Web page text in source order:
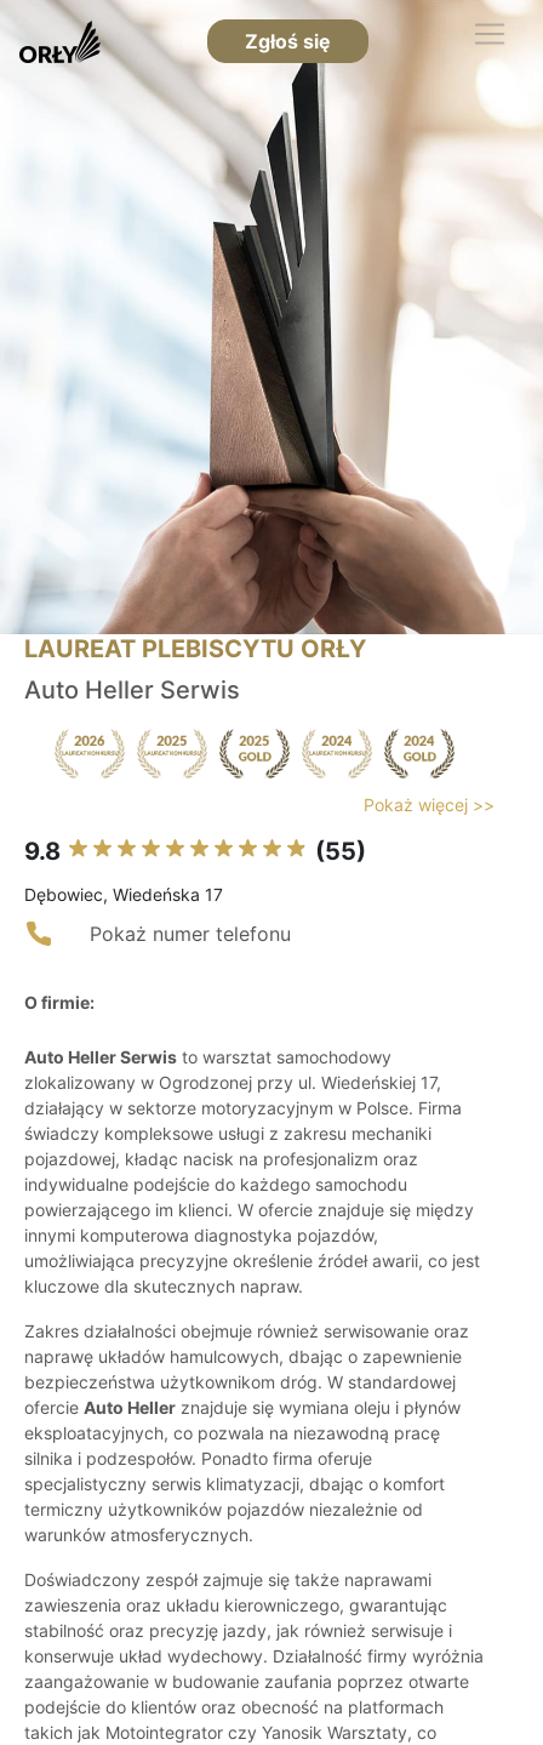
Zgłoś się
LAUREAT PLEBISCYTU ORŁY
Auto Heller Serwis
Pokaż więcej >>
9.8 (55)
Dębowiec, Wiedeńska 17
Pokaż numer telefonu
O firmie:
Auto Heller Serwis to warsztat samochodowy
zlokalizowany w Ogrodzonej przy ul. Wiedeńskiej 17,
działający w sektorze motoryzacyjnym w Polsce. Firma
świadczy kompleksowe usługi z zakresu mechaniki
pojazdowej, kładąc nacisk na profesjonalizm oraz
indywidualne podejście do każdego samochodu
powierzającego im klienci. W ofercie znajduje się między
innymi komputerowa diagnostyka pojazdów,
umożliwiająca precyzyjne określenie źródeł awarii, co jest
kluczowe dla skutecznych napraw.
Zakres działalności obejmuje również serwisowanie oraz
naprawę układów hamulcowych, dbając o zapewnienie
bezpieczeństwa użytkownikom dróg. W standardowej
ofercie Auto Heller znajduje się wymiana oleju i płynów
eksploatacyjnych, co pozwala na niezawodną pracę
silnika i podzespołów. Ponadto firma oferuje
specjalistyczny serwis klimatyzacji, dbając o komfort
termiczny użytkowników pojazdów niezależnie od
warunków atmosferycznych.
Doświadczony zespół zajmuje się także naprawami
zawieszenia oraz układu kierowniczego, gwarantując
stabilność oraz precyzję jazdy, jak również serwisuje i
konserwuje układ wydechowy. Działalność firmy wyróżnia
zaangażowanie w budowanie zaufania poprzez otwarte
podejście do klientów oraz obecność na platformach
takich jak Motointegrator czy Yanosik Warsztaty, co